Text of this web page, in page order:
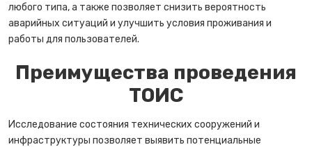
любого типа, а также позволяет снизить вероятность
аварийных ситуаций и улучшить условия проживания и
работы для пользователей.
Преимущества проведения
ТОИС
Исследование состояния технических сооружений и
инфраструктуры позволяет выявить потенциальные